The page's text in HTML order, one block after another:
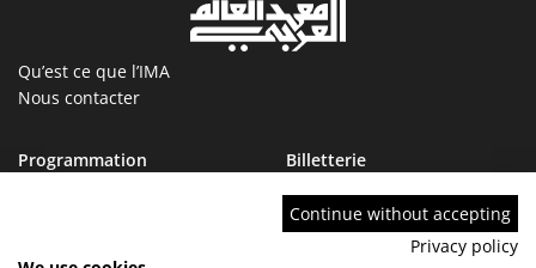
Qu’est ce que l’IMA
Nous contacter
Programmation
Billetterie
IMA tourcoing
Marchés publics
Continue without accepting
Privacy policy